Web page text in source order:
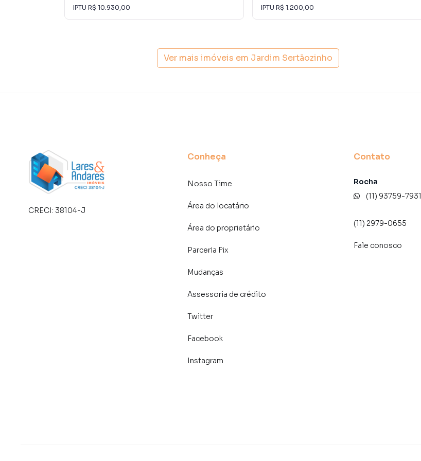
soluções inovadoras para simplificar a relação de proprietários, inquilinos e compradores com o
mercado imobiliário.
imóveis em diversas cidades do Brasil, incluindo São Paulo.
IPTU R$ 10.930,00
IPTU R$ 1.200,00
Ver mais imóveis em Jardim Sertãozinho
CRECI: 38104-J
Conheça
Nosso Time
Área do locatário
Área do proprietário
Parceria Fix
Mudanças
Assessoria de crédito
Twitter
Facebook
Instagram
Contato
Rocha
(11) 93759-7931
(11) 2979-0655
Fale conosco